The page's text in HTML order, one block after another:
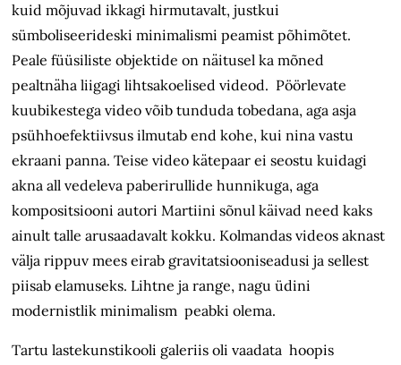
kuid mõjuvad ikkagi hirmutavalt, justkui
sümboliseerideski minimalismi peamist põhimõtet.
Peale füüsiliste objektide on näitusel ka mõned
pealtnäha liigagi lihtsakoelised videod. Pöörlevate
kuubikestega video võib tunduda tobedana, aga asja
psühhoefektiivsus ilmutab end kohe, kui nina vastu
ekraani panna. Teise video kätepaar ei seostu kuidagi
akna all vedeleva paberirullide hunnikuga, aga
kompositsiooni autori Martiini sõnul käivad need kaks
ainult talle arusaadavalt kokku. Kolmandas videos aknast
välja rippuv mees eirab gravitatsiooniseadusi ja sellest
piisab elamuseks. Lihtne ja range, nagu üdini
modernistlik minimalism peabki olema.
Tartu lastekunstikooli galeriis oli vaadata hoopis